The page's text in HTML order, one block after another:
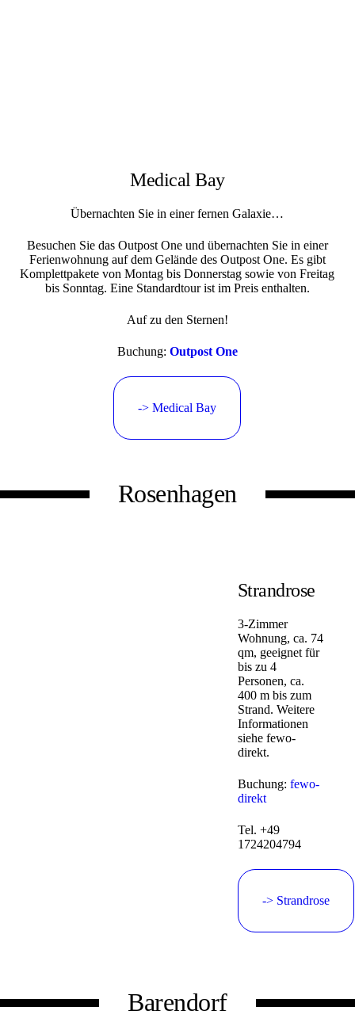
Medical Bay
Übernachten Sie in einer fernen Galaxie…
Besuchen Sie das Outpost One und übernachten Sie in einer
Ferienwohnung auf dem Gelände des Outpost One. Es gibt
Komplettpakete von Montag bis Donnerstag sowie von Freitag
bis Sonntag. Eine Standardtour ist im Preis enthalten.
Auf zu den Sternen!
Buchung: Outpost One
-> Medical Bay
Rosenhagen
Strandrose
3-Zimmer
Wohnung, ca. 74
qm, geeignet für
bis zu 4
Personen, ca.
400 m bis zum
Strand. Weitere
Informationen
siehe fewo-
direkt.
Buchung: fewo-
direkt
Tel. +49
1724204794
-> Strandrose
Barendorf